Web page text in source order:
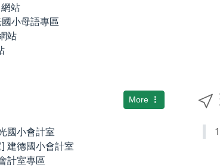
站
小母語專區
站
More
國小會計室
建德國小會計室
計室專區